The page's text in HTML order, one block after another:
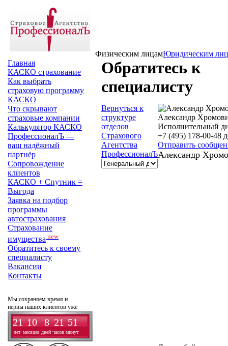
Физическим лицамЮридическим
Главная
КАСКО страхование
Как выбрать
страховую программу
КАСКО
Что скрывают
страховые компании
Калькулятор КАСКО
ПрофессионалЪ —
ваш надёжный
партнёр
Сопровождение
клиентов
КАСКО + Спутник =
Выгода
Заявка на подбор
программы
автострахования
Страхование
имущества new
Обратитесь к своему
специалисту
Вакансии
Контакты
Мы сохраняем время и
нервы наших клиентов уже
21
лет
10
месяцев
8
дней
21
часов
51
минут
Обратитесь к
специалисту
Вернуться к
структуре
отделов
Страхового
Агентства
ПрофессионалЪ
Александр
Исполнительный
+7 (495) 178-00-48
Отправить
Александр